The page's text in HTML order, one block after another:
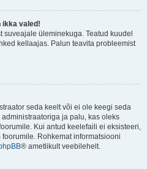
ikka valed!
üleminekuga. Teatud kuudel
kellaajas. Palun teavita probleemist
seda keelt või ei ole keegi seda
ja palu, kas oleks
Kui antud keelefaili ei eksisteeri,
Rohkemat informatsiooni
® ametlikult veebilehelt.